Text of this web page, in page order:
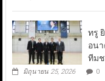
ทรู
อน
ทีมช
มิถุนายน 25, 2026 0